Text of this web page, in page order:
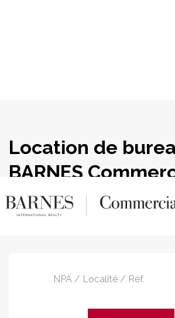
Location de
BARNES
Realty